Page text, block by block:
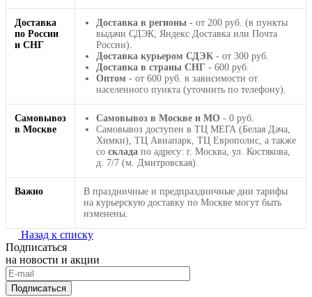
Доставка
по России
и СНГ
Доставка в регионы - от 200 руб. (в пункты
выдачи СДЭК, Яндекс Доставка или Почта
России).
Доставка курьером СДЭК - от 300 руб.
Доставка в страны СНГ - 600 руб.
Оптом - от 600 руб. в зависимости от
населенного пункта (уточнить по телефону).
Самовывоз
в Москве
Самовывоз в Москве и МО - 0 руб.
Самовывоз доступен в ТЦ МЕГА (Белая Дача,
Химки), ТЦ Авиапарк, ТЦ Европолис, а также
со склада по адресу: г. Москва, ул. Костякова,
д. 7/7 (м. Дмитровская).
Важно
В праздничные и предпраздничные дни тарифы
на курьерскую доставку по Москве могут быть
изменены.
Назад к списку
Подписаться
на новости и акции
Подписаться